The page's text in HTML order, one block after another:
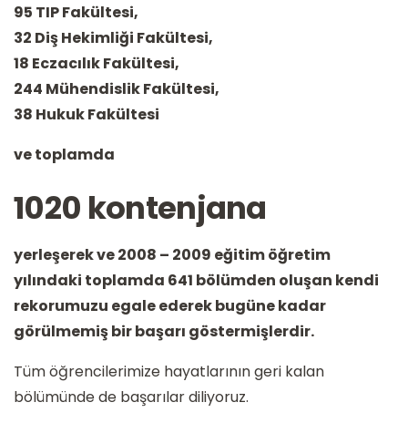
95 TIP Fakültesi,
32 Diş Hekimliği Fakültesi,
18 Eczacılık Fakültesi,
244 Mühendislik Fakültesi,
38 Hukuk Fakültesi
ve toplamda
1020 kontenjana
yerleşerek ve 2008 – 2009 eğitim öğretim
yılındaki toplamda 641 bölümden oluşan kendi
rekorumuzu egale ederek bugüne kadar
görülmemiş bir başarı göstermişlerdir.
Tüm öğrencilerimize hayatlarının geri kalan
bölümünde de başarılar diliyoruz.